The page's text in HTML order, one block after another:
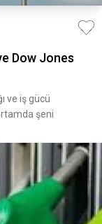
Dow Jones
ve iş gücü
şeni